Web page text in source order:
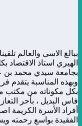
ببالغ الاسى والعالم
الهيري استاذ الاقتصاد
بجامعة سيدي محمد بن
وبهذه المناسبة يتقدم
بكل مكوناته من
فاس البديل ، بأحر
أفراد الأسرة الكريمة
الفقيدة بواسع رحمته